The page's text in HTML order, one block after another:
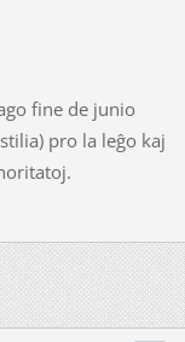
fine de junio
pro la leĝo kaj